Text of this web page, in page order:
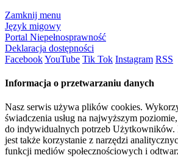
Zamknij menu
Język migowy
Portal Niepełnosprawność
Deklaracja dostępności
FacebookYouTube Tik Tok Instagram RSS
Informacja o przetwarzaniu danych
Nasz serwis używa plików cookies.
świadczenia usług na najwyższym
do indywidualnych potrzeb
jest także korzystanie z narzędzi
funkcji mediów społecznościowych i